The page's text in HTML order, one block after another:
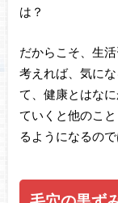
は？
だからこそ、生
考えれば、気に
て、健康とはな
ていくと他のこ
るようになるの